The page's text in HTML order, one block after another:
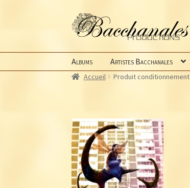
Aller
à
navigation
Aller
au
Albums Artistes Bacchanales
Accueil
Produit conditionnement